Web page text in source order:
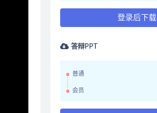
登录后下载
答辩PPT
普通
会员